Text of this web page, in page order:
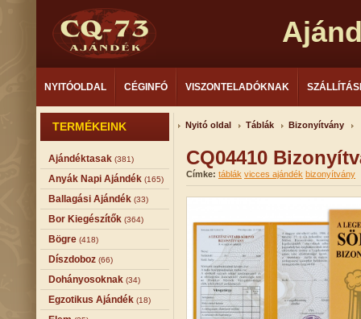
NYITÓOLDAL CÉGINFÓ VISZONTELADÓKNAK
TERMÉKEINK
Ajándéktasak (381)
Anyák Napi Ajándék (165)
Ballagási Ajándék (33)
Bor Kiegészítők (364)
Bögre (418)
Díszdoboz (66)
Dohányosoknak (34)
Egzotikus Ajándék (18)
Nyitó oldal Táblák Bizonyítvány
CQ04410
Címke: táblák vicces ajándék bizonyítvány